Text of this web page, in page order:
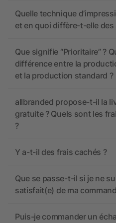
Quelle technique
et en quoi diffère-t-elle des
Que signifie “Prioritaire” ?
différence entre la
et la production standard ?
allbranded propose-t-il la
gratuite ? Quels sont les
?
Y a-t-il des frais cachés ?
Que se passe-t-il si je ne
satisfait(e) de ma
Puis-je commander un